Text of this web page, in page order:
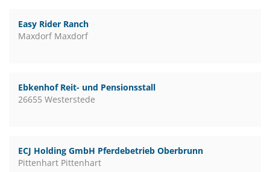
Easy Rider Ranch
Maxdorf Maxdorf
Ebkenhof Reit- und Pensionsstall
26655 Westerstede
ECJ Holding GmbH Pferdebetrieb Oberbrunn
Pittenhart Pittenhart